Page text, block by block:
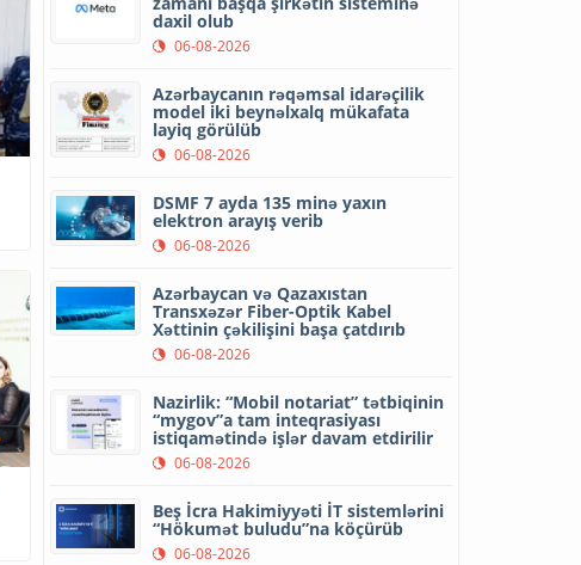
daxil olub
06-08-2026
Azərbaycanın rəqəmsal idarəçilik
model iki beynəlxalq mükafata
layiq görülüb
06-08-2026
DSMF 7 ayda 135 minə yaxın
elektron arayış verib
06-08-2026
Azərbaycan və Qazaxıstan
Transxəzər Fiber-Optik Kabel
Xəttinin çəkilişini başa çatdırıb
06-08-2026
Nazirlik: “Mobil notariat” tətbiqinin
“mygov”a tam inteqrasiyası
istiqamətində işlər davam etdirilir
06-08-2026
Beş İcra Hakimiyyəti İT sistemlərini
“Hökumət buludu”na köçürüb
06-08-2026